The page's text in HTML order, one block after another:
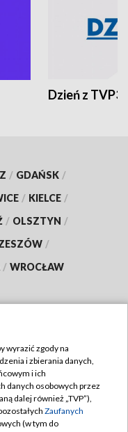
Dzień z TVP3
/ GDAŃSK /
/ KIELCE /
/ OLSZTYN /
/
/ WROCŁAW
wyrazić zgody na
i zbierania danych,
i ich
danych osobowych przez
dalej również „TVP”),
Zaufanych
(w tym do